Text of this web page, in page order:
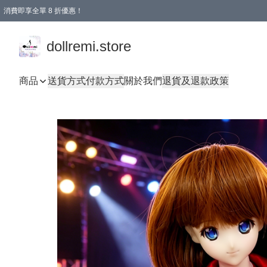
消費即享全單 8 折優惠！
dollremi.store
商品 送貨方式付款方式關於我們退貨及退款政策